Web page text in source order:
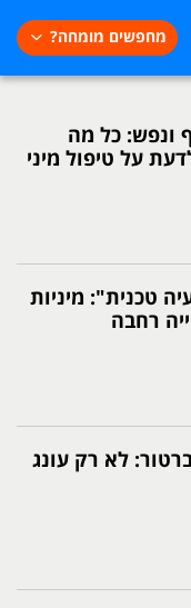
מחפשים מומחה?
ונפש: כל מה
על טיפול מיני
טכנית": מיניות
רחבה
לא רק עונג